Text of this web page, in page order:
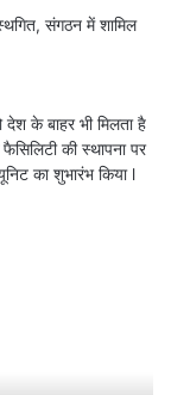
संगठन में शामिल
देश के बाहर भी मिलता है
की स्थापना पर
का शुभारंभ किया l